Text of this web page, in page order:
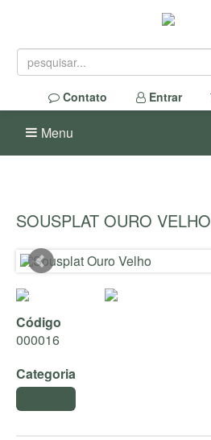
Contato Entrar
Menu
SOUSPLAT OURO VELHO
Código
000016
Categoria